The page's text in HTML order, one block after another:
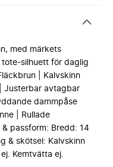
med märkets
silhuett för daglig
| Kalvskinn
Justerbar avtagbar
dammpåse
| Rullade
passform: Bredd: 14
& skötsel: Kalvskinn
Kemtvätta ej.